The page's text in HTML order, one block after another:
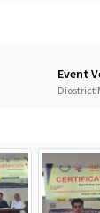
Event
Diostrict